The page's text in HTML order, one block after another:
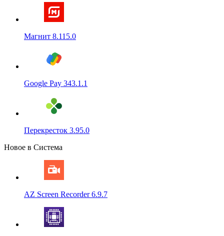
Магнит 8.115.0
Google Pay 343.1.1
Перекресток 3.95.0
Новое в Система
AZ Screen Recorder 6.9.7